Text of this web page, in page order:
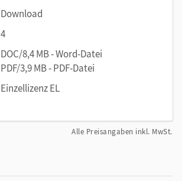
Download
4
DOC/8,4 MB - Word-Datei
PDF/3,9 MB - PDF-Datei
Einzellizenz EL
Alle Preisangaben inkl. MwSt.